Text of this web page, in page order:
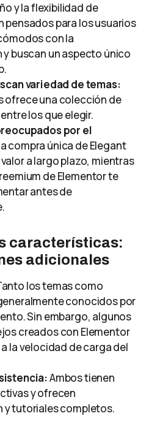
y la flexibilidad de
pensados para los usuarios
con la
buscan un aspecto único
variedad de temas:
ofrece una colección de
los que elegir.
por el
compra única de Elegant
a largo plazo, mientras
de Elementor te
antes de
características:
adicionales
los temas como
conocidos por
Sin embargo, algunos
creados con Elementor
la velocidad de carga del
Ambos tienen
y ofrecen
y tutoriales completos.